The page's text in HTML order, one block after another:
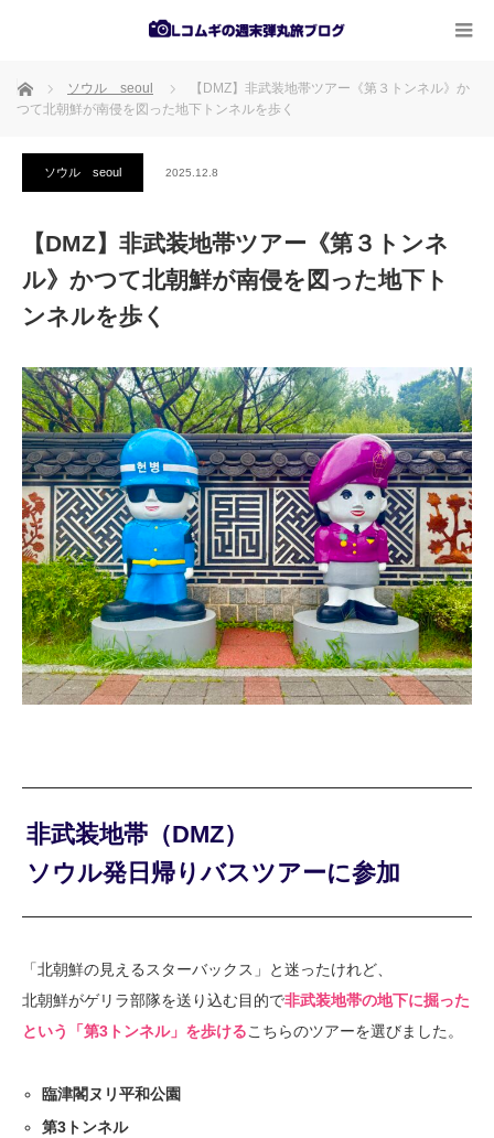
ホーム ソウル seoul
【DMZ】非武装地帯ツアー《第３トンネル》か
つて北朝鮮が南侵を図った地下トンネルを歩く
ソウル seoul 2025.12.8
【DMZ】非武装地帯ツアー《第３トンネ
ル》かつて北朝鮮が南侵を図った地下ト
ンネルを歩く
非武装地帯（DMZ）
ソウル発日帰りバスツアーに参加
「北朝鮮の見えるスターバックス」と迷ったけれど、
北朝鮮がゲリラ部隊を送り込む目的で非武装地帯の地下に掘った
という「第3トンネル」を歩けるこちらのツアーを選びました。
臨津閣ヌリ平和公園
第3トンネル